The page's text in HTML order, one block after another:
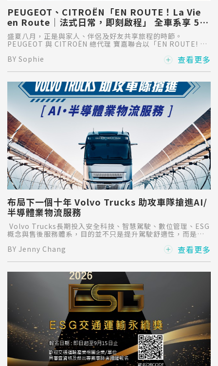
PEUGEOT、CITROËN「EN ROUTE！La Vie
en Route｜法式日常，即刻啟程」 全車系享 5
年／15 萬公里原廠延長保固
盛夏八月，正是與家人、伴侶及好友共享旅程的時節。
PEUGEOT 與 CITROËN 總代理 寶嘉聯合以「EN ROUTE! La
購車禮遇，邀請消費者從一場試乘開始，感受源自法國的設計
BY Sophie 查看更多
布局下一個十年 Volvo Trucks 助攻車隊搶進AI/
半導體業物流服務
Volvo Trucks長期投入安全科技、智慧駕駛、數位管理、ESG
概念與售後服務體系，目的並不只是提升駕駛舒適性，而是協
高規格的運輸任務，切入新一波的大商機。
BY Jenny Chang 查看更多